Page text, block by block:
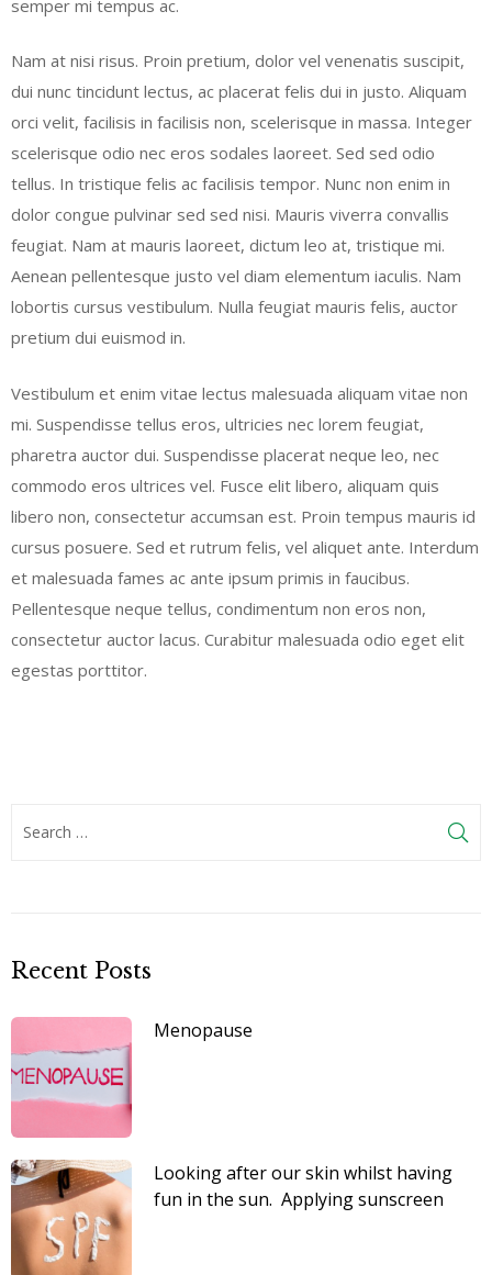
semper mi tempus ac.
Nam at nisi risus. Proin pretium, dolor vel venenatis suscipit,
dui nunc tincidunt lectus, ac placerat felis dui in justo. Aliquam
orci velit, facilisis in facilisis non, scelerisque in massa. Integer
scelerisque odio nec eros sodales laoreet. Sed sed odio
tellus. In tristique felis ac facilisis tempor. Nunc non enim in
dolor congue pulvinar sed sed nisi. Mauris viverra convallis
feugiat. Nam at mauris laoreet, dictum leo at, tristique mi.
Aenean pellentesque justo vel diam elementum iaculis. Nam
lobortis cursus vestibulum. Nulla feugiat mauris felis, auctor
pretium dui euismod in.
Vestibulum et enim vitae lectus malesuada aliquam vitae non
mi. Suspendisse tellus eros, ultricies nec lorem feugiat,
pharetra auctor dui. Suspendisse placerat neque leo, nec
commodo eros ultrices vel. Fusce elit libero, aliquam quis
libero non, consectetur accumsan est. Proin tempus mauris id
cursus posuere. Sed et rutrum felis, vel aliquet ante. Interdum
et malesuada fames ac ante ipsum primis in faucibus.
Pellentesque neque tellus, condimentum non eros non,
consectetur auctor lacus. Curabitur malesuada odio eget elit
egestas porttitor.
Recent Posts
Menopause
Looking after our skin whilst having
fun in the sun. Applying sunscreen